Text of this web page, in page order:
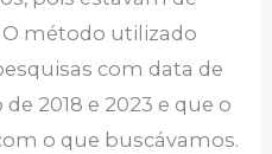
método utilizado
com data de
2018 e 2023 e que o
o que buscávamos.